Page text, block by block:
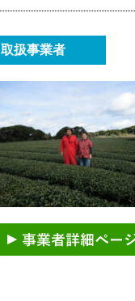
取扱事業者